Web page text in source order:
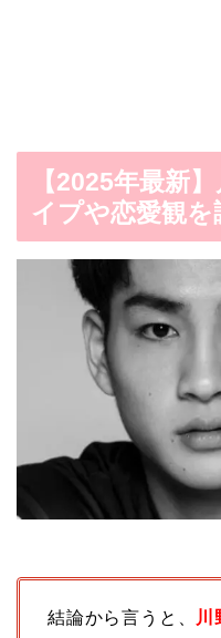
【2025年最新
イプや恋愛観を
結論から言うと、
川